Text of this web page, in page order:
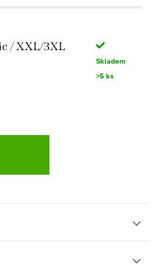
/ XXL/3XL
Skladem
>5 ks